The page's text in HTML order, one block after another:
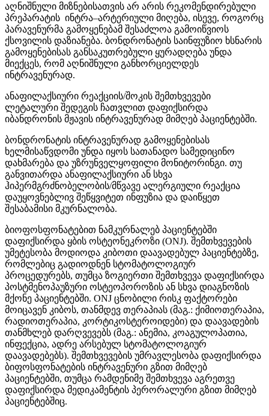
აღნიშნული მიზნებისათვის არ არის რეკომენდირებული
პრეპარატის ინტრა–არტერიული მიღება, ისევე, როგორც
პარავენურმა გამოყენებამ შესაძლოა გამოიწვიოს
ქსოვილის დაზიანება. ბონდრონატის საინფუზიო ხსნარის
გამოყენებისას განსაკუთრებული ყურადღება უნდა
მიექცეს, რომ აღნიშნული განხორციელდეს
ინტრავენურად.
ანაფილაქსიური რეაქციის/შოკის შემთხვევები
ლეტალური შედეგის ჩათვლით დაფიქსირდა
იბანდრონის მჟავის ინტრავენურად მიმღებ პაციენტებში.
ბონდრონატის ინტრავენურად გამოყენებისას
ხელმისაწვდომი უნდა იყოს სათანადო სამედიცინო
დახმარება და უზრუნველყოფილი მონიტორინგი. თუ
განვითარდა ანაფილაქსიური ან სხვა
ჰიპერმგრძნობელობის/მწვავე ალერგიული რეაქცია
დაუყოვნებლივ შეწყვიტეთ ინფუზია და დაიწყეთ
შესაბამისი მკურნალობა.
ბიოფოსფონატებით ნამკურნალებ პაციენტებში
დაფიქსირდა ყბის ოსტეონეკროზი (ONJ). შემთხვევების
უმეტესობა მოდიოდა კიბოთი დაავადებულ პაციენტებზე,
რომლებიც გადიოდნენ სტომატოლოგიურ
პროცედურებს, თუმცა ზოგიერთი შემთხვევა დაფიქსირდა
პოსტმენოპაუზური ოსტეოპოროზის ან სხვა დიაგნოზის
მქონე პაციენტებში. ONJ ცნობილი რისკ ფაქტორები
მოიცავენ კიბოს, თანმდევ თერაპიას (მაგ.: ქიმიოთერაპია,
რადიოთერაპია, კორტიკოსტეროიდები) და დაავადების
თანმხლებ დარღვევებს (მაგ.: ანემია, კოაგულოპათია,
ინფექცია, ადრე არსებულ სტომატოლოგიურ
დაავადებებს). შემთხვევების უმრავლესობა დაფიქსირდა
ბიფოსფონატების ინტრავენური გზით მიმღებ
პაციენტებში, თუმცა რამდენიმე შემთხვევა აგრეთვე
დაფიქსირდა მედიკამენტის პერორალური გზით მიმღებ
პაციენტებშიც.